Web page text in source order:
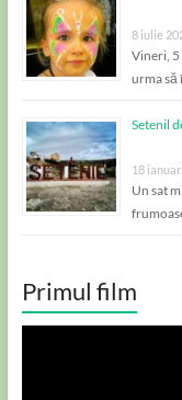
8 iulie
Vineri, 5
urma să
Setenil
18
Un sat
Primul film